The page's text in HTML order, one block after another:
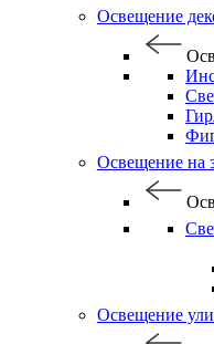
Освещение
Освещение на
Освещение